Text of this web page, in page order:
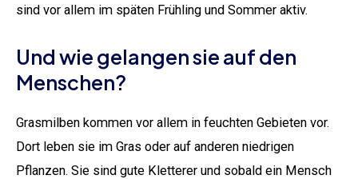
sind vor allem im späten Frühling und Sommer aktiv.
Und wie gelangen sie auf den
Menschen?
Grasmilben kommen vor allem in feuchten Gebieten vor.
Dort leben sie im Gras oder auf anderen niedrigen
Pflanzen. Sie sind gute Kletterer und sobald ein Mensch